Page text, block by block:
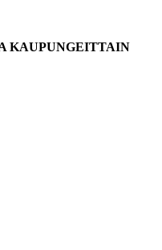
KAUPUNGEITTAIN